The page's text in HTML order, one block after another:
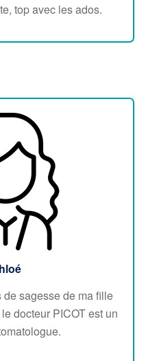
top avec les ados.
de sagesse de ma fille
docteur PICOT est un